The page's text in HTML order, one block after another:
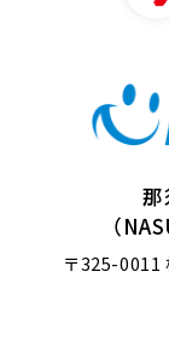
那
（
〒325-0011